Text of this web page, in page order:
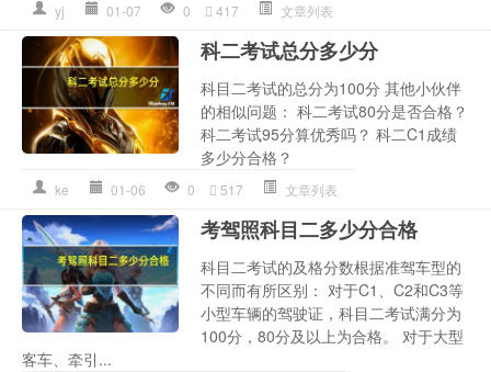
yj 01-07 0 417 文章列表
科二考试总分多少分
科目二考试的总分为100分 其他小伙伴
的相似问题： 科二考试80分是否合格？
科二考试95分算优秀吗？ 科二C1成绩
多少分合格？
ke 01-06 0 517 文章列表
考驾照科目二多少分合格
科目二考试的及格分数根据准驾车型的
不同而有所区别： 对于C1、C2和C3等
小型车辆的驾驶证，科目二考试满分为
100分，80分及以上为合格。 对于大型
客车、牵引...